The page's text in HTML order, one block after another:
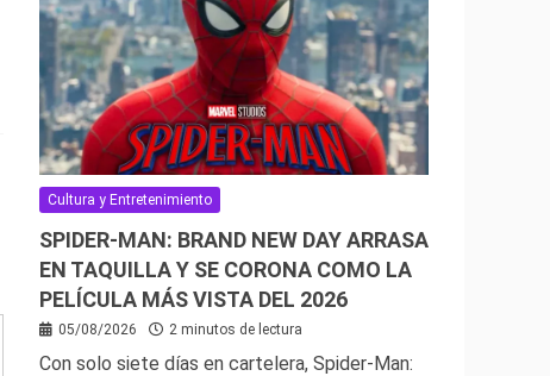
Cultura y Entretenimiento
SPIDER-MAN: BRAND NEW DAY ARRASA
EN TAQUILLA Y SE CORONA COMO LA
PELÍCULA MÁS VISTA DEL 2026
05/08/2026 2 minutos de lectura
Con solo siete días en cartelera, Spider-Man: